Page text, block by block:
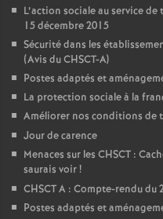
L’action sociale au service
15 décembre 2015
Sécurité dans les
(Avis du CHSCT-A)
Postes adaptés et
La protection sociale à la
Améliorer nos conditions de
Jour de carence
Menaces sur les CHSCT :
saurais voir!
CHSCT A : Compte-rendu du
Postes adaptés et